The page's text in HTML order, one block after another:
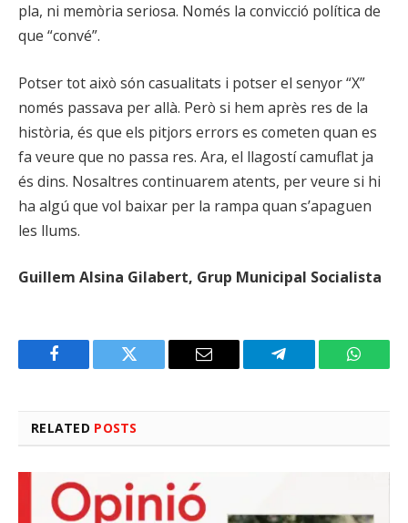
pla, ni memòria seriosa. Només la convicció política de
que “convé”.
Potser tot això són casualitats i potser el senyor “X”
només passava per allà. Però si hem après res de la
història, és que els pitjors errors es cometen quan es
fa veure que no passa res. Ara, el llagostí camuflat ja
és dins. Nosaltres continuarem atents, per veure si hi
ha algú que vol baixar per la rampa quan s’apaguen
les llums.
Guillem Alsina Gilabert, Grup Municipal Socialista
Facebook Twitter Email Telegram
RELATED POSTS